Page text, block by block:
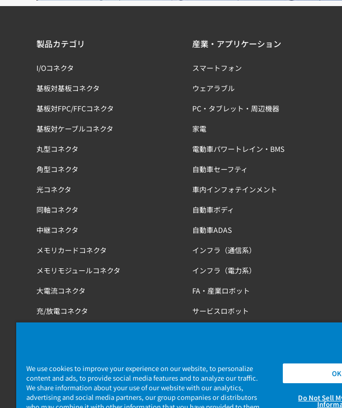
製品カテゴリ
I/Oコネクタ
基板対基板コネクタ
基板対FPC/FFCコネクタ
基板対ケーブルコネクタ
丸型コネクタ
角型コネクタ
光コネクタ
同軸コネクタ
中継コネクタ
メモリカードコネクタ
メモリモジュールコネクタ
大電流コネクタ
充/放電コネクタ
産業・アプリケーション
スマートフォン
ウェアラブル
PC・タブレット・周辺機器
家電
電動車パワートレイン・BMS
自動車セーフティ
車内インフォテインメント
自動車ボディ
自動車ADAS
インフラ（通信系）
インフラ（電力系）
FA・産業ロボット
サービスロボット
We use cookies to improve your experience on our website, to personalize
content and ads, to provide social media features and to analyze our traffic.
We share information about your use of our website with our analytics,
advertising and social media partners, our group companies or distributors
OK
Do Not Sell